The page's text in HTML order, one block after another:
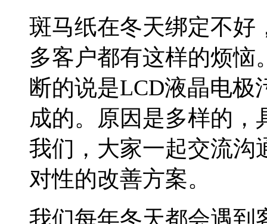
斑马纸在冬天绑定不好
多客户都有这样的烦恼
断的说是LCD液晶电极
成的。原因是多样的，
我们，大家一起交流沟
对性的改善方案。
我们每年冬天都会遇到